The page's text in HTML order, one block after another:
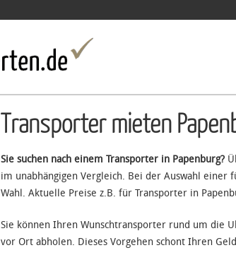
Transporter mieten
Sie suchen nach einem Transporter in Papenburg?
im unabhängigen Vergleich. Bei der Auswahl
Wahl. Aktuelle Preise z.B. für Transporter in
Sie können Ihren Wunschtransporter rund um die
vor Ort abholen. Dieses Vorgehen schont Ihren